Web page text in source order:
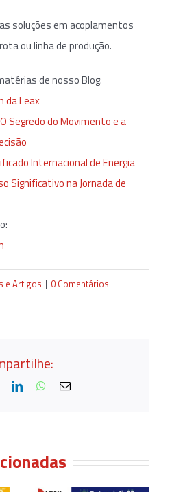
soluções em acoplamentos
ou linha de produção.
de nosso Blog:
da Leax
Segredo do Movimento e a
Internacional de Energia
Significativo na Jornada de
e Artigos | 0 Comentários
LinkedInWhatsApp
E-